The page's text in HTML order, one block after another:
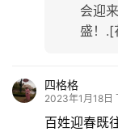
会迎
盛！
四格格
2023年1月18日
百姓迎春既